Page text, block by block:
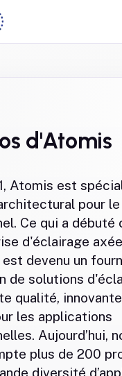
d'Atomis
Atomis est
pour le
Ce qui a débuté
d'éclairage
devenu un
de solutions
qualité,
les applications
Aujourd’hui,
plus de 200
diversité